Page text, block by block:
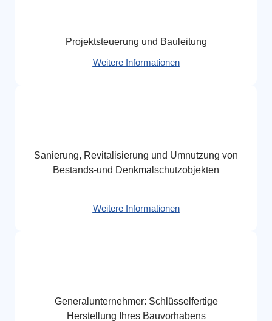
Projektsteuerung und Bauleitung
Weitere Informationen
Sanierung, Revitalisierung und Umnutzung von
Bestands-und Denkmalschutzobjekten
Weitere Informationen
Generalunternehmer: Schlüsselfertige
Herstellung Ihres Bauvorhabens